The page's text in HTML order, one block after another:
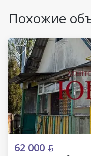
Похожие
62 000